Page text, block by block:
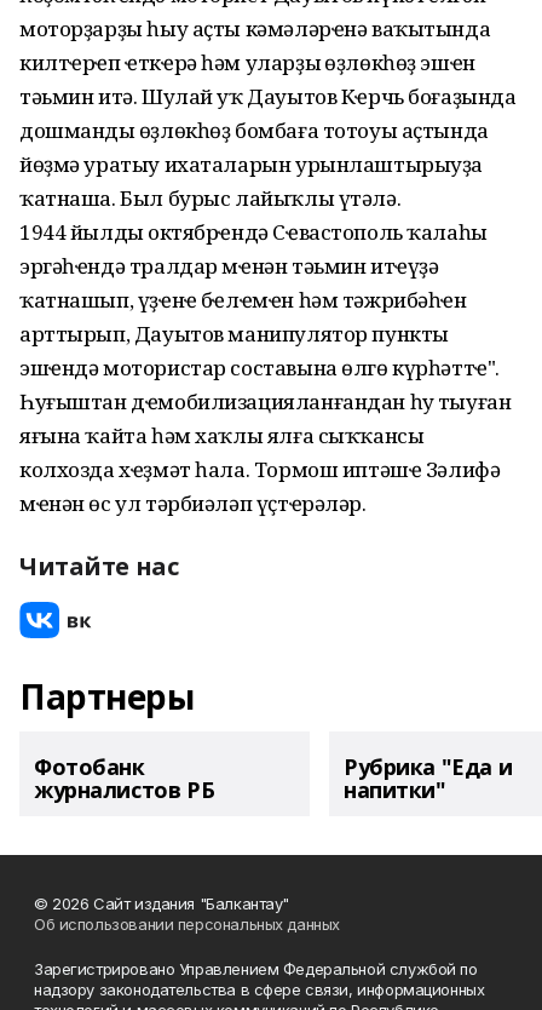
моторҙарҙы һыу аҫты кәмәләрҽнә ваҡытында
килтҽрҽп ҽткҽрә һәм уларҙың өҙлөкһөҙ эшҽн
тәьмин итә. Шулай уҡ Дауытов Кҽрчь боғаҙында
дошмандың өҙлөкһөҙ бомбаға тотоуы аҫтында
йөҙмә уратыу ихаталарын урынлаштырыуҙа
ҡатнаша. Был бурыс лайыҡлы үтәлә.
1944 йылдың октябрҽндә Сҽвастополь ҡалаһы
эргәһҽндә тралдар мҽнән тәьмин итҽүҙә
ҡатнашып, үҙҽнҽң бҽлҽмҽн һәм тәжрибәһҽн
арттырып, Дауытов манипулятор пункты
эшҽндә мотористар составына өлгө күрһәттҽ".
Һуғыштан дҽмобилизацияланғандан һуң тыуған
яғына ҡайта һәм хаҡлы ялға сыҡҡансы
колхозда хҽҙмәт һала. Тормош иптәшҽ Зәлифә
мҽнән өс ул тәрбиәләп үҫтҽрәләр.
Читайте нас
Партнеры
Фотобанк
журналистов РБ
Рубрика "Еда и
напитки"
© 2026 Сайт издания "Балкантау"
Об использовании персональных данных
Зарегистрировано Управлением Федеральной службой по
надзору законодательства в сфере связи, информационных